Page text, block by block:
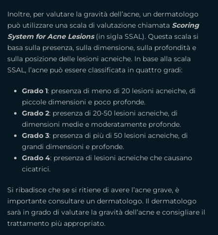
Inoltre, per valutare la gravità dell’acne, un dermatologo
può utilizzare una scala di valutazione chiamata Scoring
System for Acne Lesions(in sigla SSAL). Questa scala si
basa sulla presenza, sulla dimensione, sulla profondità e
sulla posizione delle lesioni acneiche. In base alla scala
SSAL, l’acne può essere classificata in quattro gradi:
Grado 1: presenza di meno di 20 lesioni acneiche, di
piccole dimensioni e poco profonde.
Grado 2: presenza di 20-50 lesioni acneiche, di
dimensioni medie e moderatamente profonde.
Grado 3: presenza di più di 50 lesioni acneiche, di
grandi dimensioni e profonde.
Grado 4: presenza di lesioni acneiche che causano
cicatrici.
Si ribadisce che se si ritiene di avere l’acne grave, è
importante consultare un dermatologo. Il dermatologo
sarà in grado di valutare la gravità dell’acne e consigliare il
trattamento più appropriato.